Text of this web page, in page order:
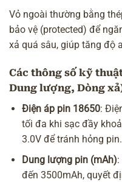
Vỏ ngoài thường bằng
bảo vệ (protected) để
xả quá sâu, giúp tăng độ
Các thông số kỹ
Dung lượng, Dòng
Điện áp pin 18650:
tối đa khi sạc đầy
3.0V để tránh hỏng pin.
Dung lượng pin (mAh)
đến 3500mAh, quyết